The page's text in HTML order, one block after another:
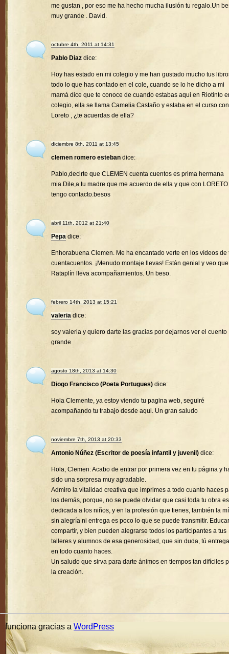
me gustan , por eso me ha hecho mucha ilusión tu regalo.Un
muy grande . David.
octubre 4th, 2011 at 14:31
Pablo Diaz dice:
Hoy has estado en mi colegio y me han gustado mucho tus
todo lo que has contado en el cole, cuando se lo he dicho a mi
mamá dice que te conoce de cuando estabas aqui en Riotinto
colegio, ella se llama Camelia Castaño y estaba en el curso con
Loreto , ¿te acuerdas de ella?
diciembre 8th, 2011 at 13:45
clemen romero esteban dice:
Pablo,decirte que CLEMEN cuenta cuentos es prima hermana
mia.Dile,a tu madre que me acuerdo de ella y que con LORETO
tengo contacto.besos
abril 11th, 2012 at 21:40
Pepa dice:
Enhorabuena Clemen. Me ha encantado verte en los vídeos de
cuentacuentos. ¡Menudo montaje llevas! Están genial y veo que
Rataplín lleva acompañamientos. Un beso.
febrero 14th, 2013 at 15:21
valeria dice:
soy valeria y quiero darte las gracias por dejarnos ver el cuento
grande
agosto 18th, 2013 at 14:30
Diogo Francisco (Poeta Portugues) dice:
Hola Clemente, ya estoy viendo tu pagina web, seguiré
acompañando tu trabajo desde aqui. Un gran saludo
noviembre 7th, 2013 at 20:33
Antonio Núñez (Escritor de poesía infantil y juvenil) dice:
Hola, Clemen: Acabo de entrar por primera vez en tu página y
sido una sorpresa muy agradable.
Admiro la vitalidad creativa que imprimes a todo cuanto haces
los demás, porque, no se puede olvidar que casi toda tu obra
dedicada a los niños, y en la profesión que tienes, también la
sin alegría ni entrega es poco lo que se puede transmitir.
compartir, y bien pueden alegrarse todos los participantes a tus
talleres y alumnos de esa generosidad, que sin duda, tú
en todo cuanto haces.
Un saludo que sirva para darte ánimos en tiempos tan difíciles
la creación.
funciona gracias a WordPress